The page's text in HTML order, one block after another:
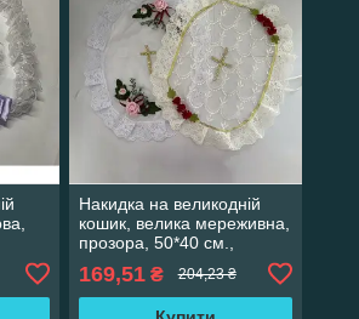
Накидка на великодній
кошик, велика мереживна,
прозора, 50*40 см.,
169,51₴ 204,23 ₴